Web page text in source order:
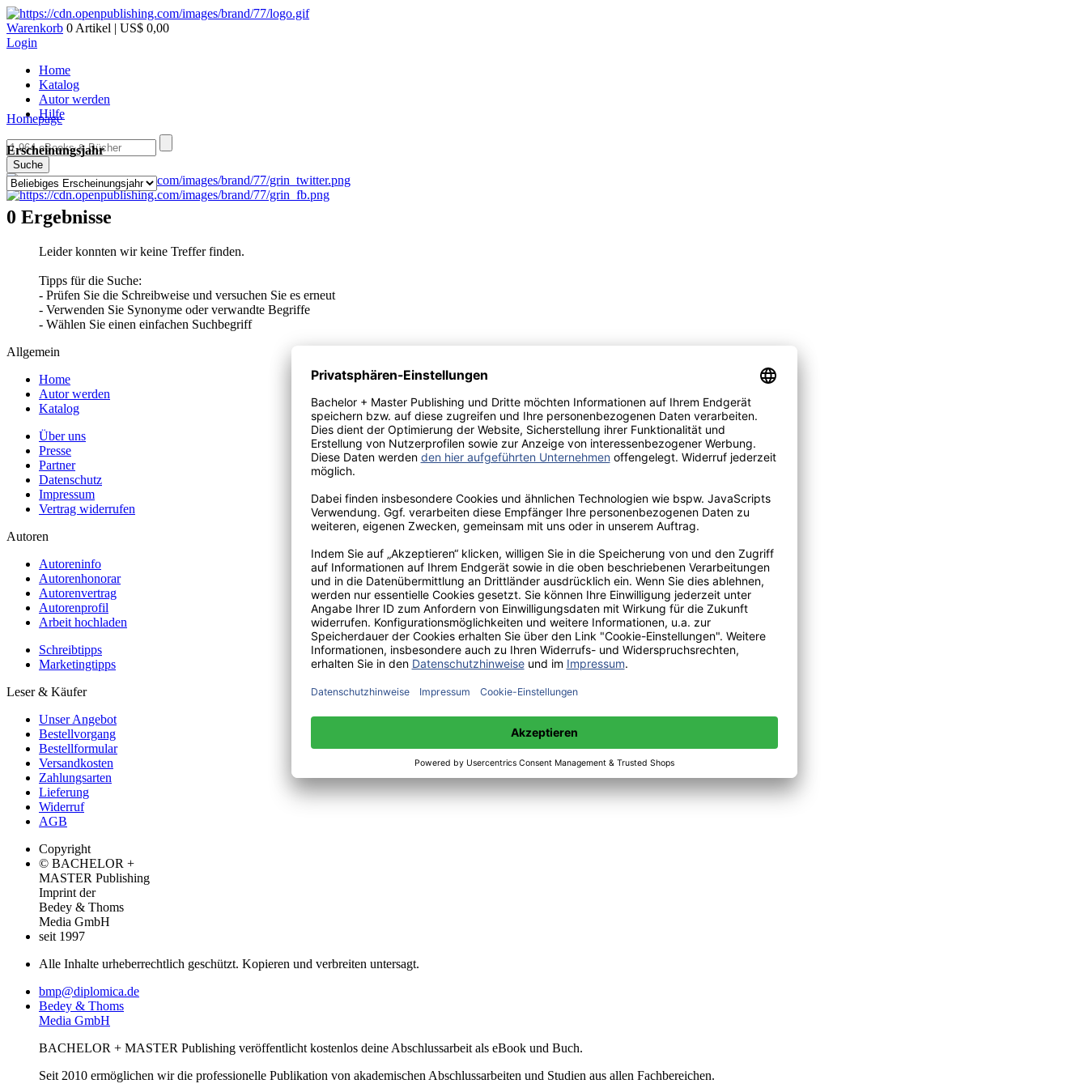
Warenkorb 0 Artikel | US$ 0,00
Login
Home
Katalog
Autor werden
Hilfe
Suche
Homepage
Erscheinungsjahr
0 Ergebnisse
Leider konnten wir keine Treffer finden.
Tipps für die Suche:
- Prüfen Sie die Schreibweise und versuchen Sie es erneut
- Verwenden Sie Synonyme oder verwandte Begriffe
- Wählen Sie einen einfachen Suchbegriff
Allgemein
Home
Autor werden
Katalog
Über uns
Presse
Partner
Datenschutz
Impressum
Vertrag widerrufen
Autoren
Autoreninfo
Autorenhonorar
Autorenvertrag
Autorenprofil
Arbeit hochladen
Schreibtipps
Marketingtipps
Leser & Käufer
Unser Angebot
Bestellvorgang
Bestellformular
Versandkosten
Zahlungsarten
Lieferung
Widerruf
AGB
Copyright
© BACHELOR +
MASTER Publishing
Imprint der
Bedey & Thoms
Media GmbH
seit 1997
Alle Inhalte urheberrechtlich geschützt. Kopieren und verbreiten untersagt.
bmp@diplomica.de
Bedey & Thoms
Media GmbH
BACHELOR + MASTER Publishing veröffentlicht kostenlos deine Abschlussarbeit als eBook und Buch.
Seit 2010 ermöglichen wir die professionelle Publikation von akademischen Abschlussarbeiten und Studien aus allen Fachbereichen.